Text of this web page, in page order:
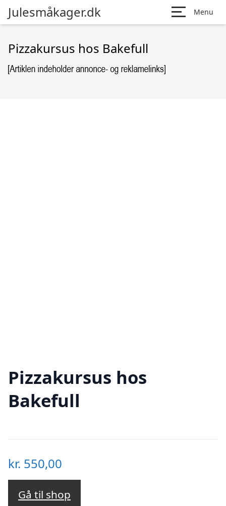
Julesmåkager.dk Menu
Pizzakursus hos Bakefull
Pizzakursus hos
Bakefull
kr. 550,00
Gå til shop